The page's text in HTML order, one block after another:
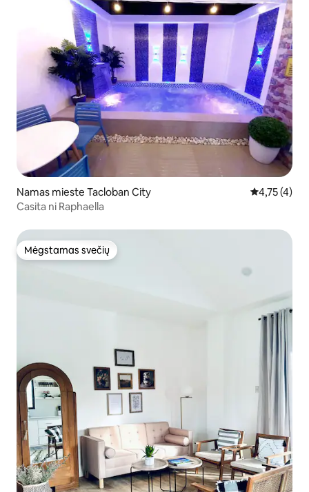
Namas mieste Tacloban City Vidutinis
4,75 (4)
Casita ni Raphaella
Mėgstamas svečių
Mėgstamas svečių